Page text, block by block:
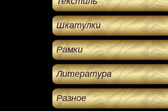
Шкатулки
Рамки
Литература
Разное